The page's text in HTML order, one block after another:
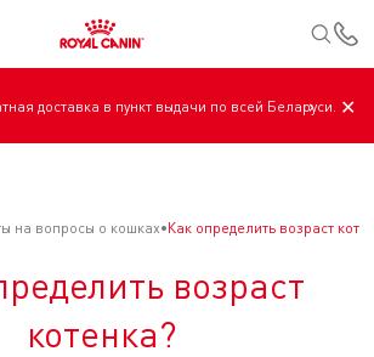
в пункт выдачи по всей Беларуси. › ✕
на вопросы о кошках Как определить возраст
возраст
котенка?